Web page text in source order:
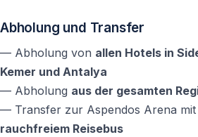
gelten die Bedingungen des
Ein eindrucksvoller Abend voller
Geschichte und Emotionen in einem
Theater der Antike — mit
aus Kemer inklusive.
Abholung und Transfer
— Abholung von allen Hotels in
Kemer und Antalya
— Abholung aus der gesamten
— Transfer zur Aspendos Arena mit
rauchfreiem Reisebus